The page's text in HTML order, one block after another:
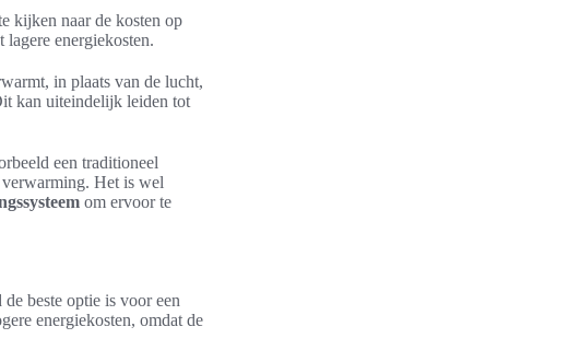
kijken naar de kosten op
energiekosten.
in plaats van de lucht,
kan uiteindelijk leiden tot
een traditioneel
Het is wel
om ervoor te
beste optie is voor een
energiekosten, omdat de